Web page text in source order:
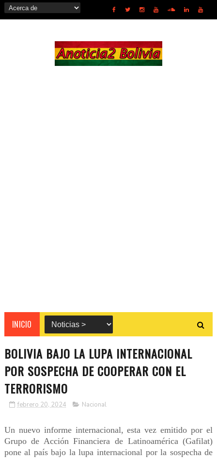
INICIO
BOLIVIA BAJO LA LUPA INTERNACIONAL
POR SOSPECHA DE COOPERAR CON EL
TERRORISMO
febrero 20, 2024 Nacional
Un nuevo informe internacional, esta vez emitido por el
Grupo de Acción Financiera de Latinoamérica (Gafilat)
pone al país bajo la lupa internacional por la sospecha de